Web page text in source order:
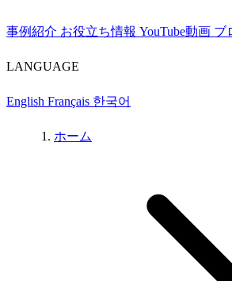
事例紹介 お役立ち情報 YouTube動画 ブ
LANGUAGE
English Français 한국어
ホーム